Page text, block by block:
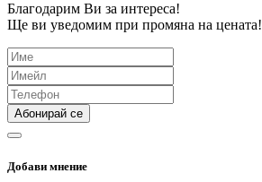
Благодарим Ви за интереса!
Ще ви уведомим при промяна на цената!
Абонирай се
Добави мнение